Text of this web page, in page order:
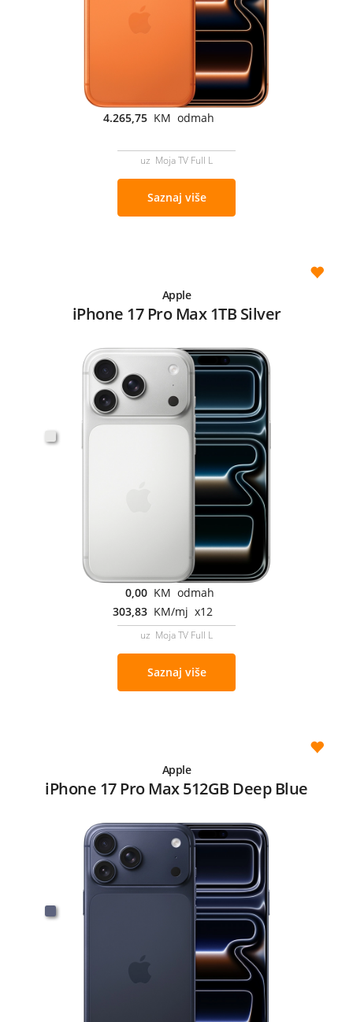
4.265,75 KM odmah
uz Moja TV Full L
Saznaj više
Apple
iPhone 17 Pro Max 1TB Silver
0,00 KM odmah
303,83 KM/mj x12
uz Moja TV Full L
Saznaj više
Apple
iPhone 17 Pro Max 512GB Deep Blue